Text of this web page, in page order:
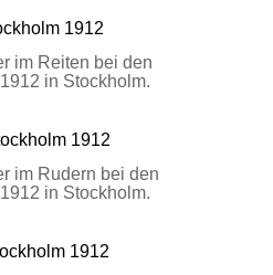
1912
im Reiten bei den
in Stockholm.
1912
im Rudern bei den
in Stockholm.
1912